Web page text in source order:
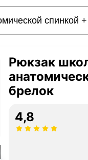
Рюкзак
брелок
4,8